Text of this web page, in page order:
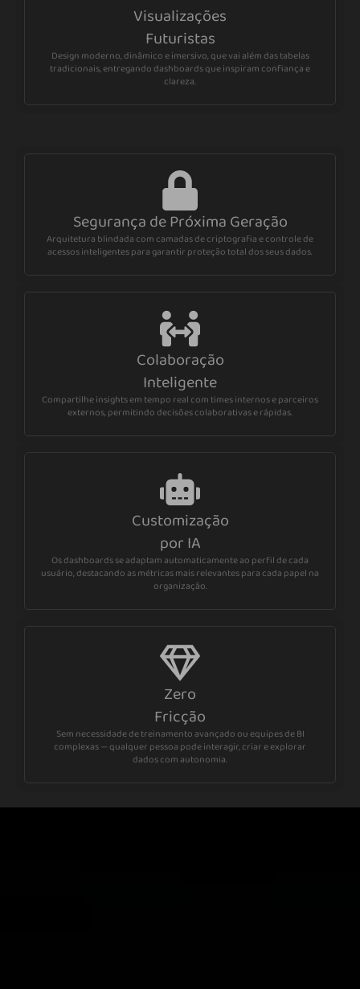
Visualizações
Futuristas
Design moderno, dinâmico e imersivo, que vai além das tabelas
tradicionais, entregando dashboards que inspiram confiança e
clareza.
Segurança de Próxima Geração
Arquitetura blindada com camadas de criptografia e controle de
acessos inteligentes para garantir proteção total dos seus dados.
Colaboração
Inteligente
Compartilhe insights em tempo real com times internos e parceiros
externos, permitindo decisões colaborativas e rápidas.
Customização
por IA
Os dashboards se adaptam automaticamente ao perfil de cada
usuário, destacando as métricas mais relevantes para cada papel na
organização.
Zero
Fricção
Sem necessidade de treinamento avançado ou equipes de BI
complexas — qualquer pessoa pode interagir, criar e explorar
dados com autonomia.